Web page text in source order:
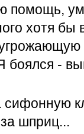
помощь,
хотя
боялся -
сифонную
шприц...